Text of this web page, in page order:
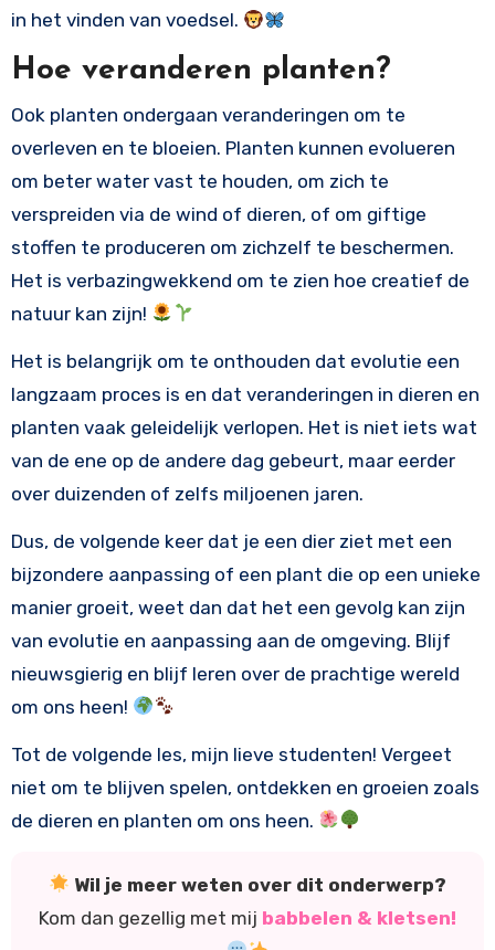
in het vinden van voedsel.
Hoe veranderen planten?
Ook planten ondergaan veranderingen om te
overleven en te bloeien. Planten kunnen evolueren
om beter water vast te houden, om zich te
verspreiden via de wind of dieren, of om giftige
stoffen te produceren om zichzelf te beschermen.
Het is verbazingwekkend om te zien hoe creatief de
natuur kan zijn!
Het is belangrijk om te onthouden dat evolutie een
langzaam proces is en dat veranderingen in dieren en
planten vaak geleidelijk verlopen. Het is niet iets wat
van de ene op de andere dag gebeurt, maar eerder
over duizenden of zelfs miljoenen jaren.
Dus, de volgende keer dat je een dier ziet met een
bijzondere aanpassing of een plant die op een unieke
manier groeit, weet dan dat het een gevolg kan zijn
van evolutie en aanpassing aan de omgeving. Blijf
nieuwsgierig en blijf leren over de prachtige wereld
om ons heen!
Tot de volgende les, mijn lieve studenten! Vergeet
niet om te blijven spelen, ontdekken en groeien zoals
de dieren en planten om ons heen.
Wil je meer weten over dit onderwerp?
Kom dan gezellig met mij babbelen & kletsen!